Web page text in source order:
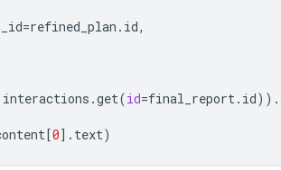
=refined_plan . id,
interactions .get(id=final_report. id)) .
[0] . text)